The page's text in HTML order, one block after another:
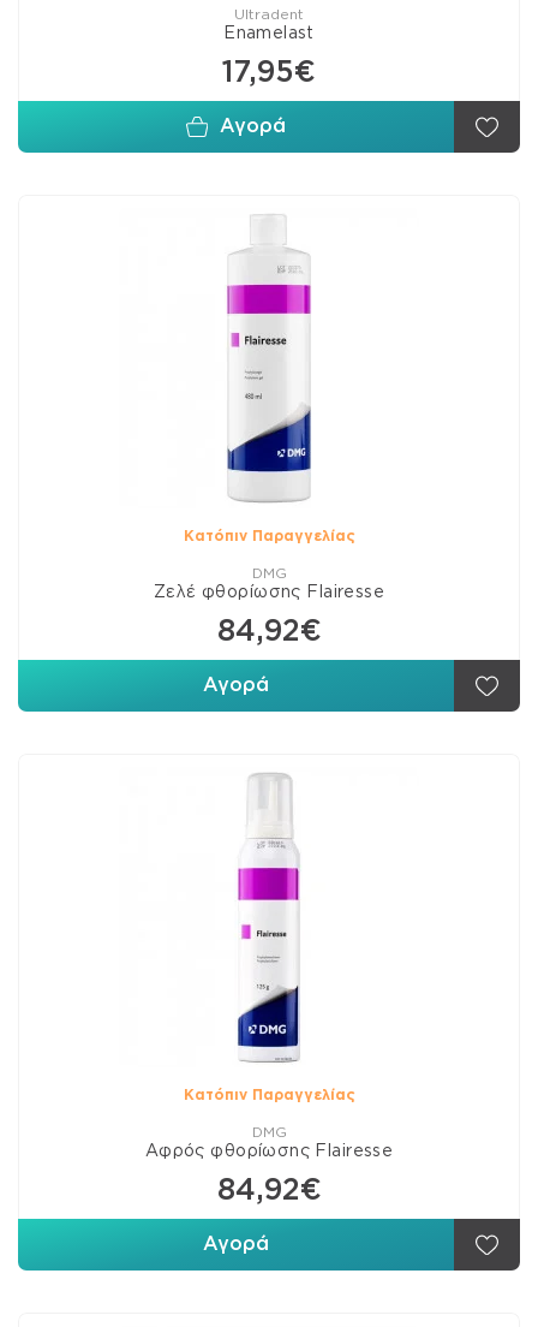
Ultradent
Enamelast
17,95€
Αγορά
Κατόπιν Παραγγελίας
DMG
Ζελέ φθορίωσης Flairesse
84,92€
Αγορά
Κατόπιν Παραγγελίας
DMG
Αφρός φθορίωσης Flairesse
84,92€
Αγορά